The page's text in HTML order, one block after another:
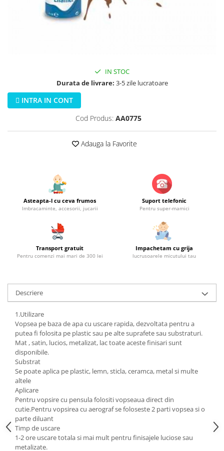
Jucarii si jocuri exterior
Masini, trenuri, avioane
Masinute Radiocomanda
Biciclete fara pedale
Role, patine cu rotile
Organizatoare
IN STOC
Durata de livrare: 3-5 zile lucratoare
INTRA IN CONT
Cod Produs: AA0775
Adauga la Favorite
Asteapta-l cu ceva frumos
Imbracaminte, accesorii, jucarii
Suport telefonic
Pentru super-mamici
Transport gratuit
Pentru comenzi mai mari de 300 lei
Impachetam cu grija
lucrusoarele micutului tau
Descriere
1.Utilizare
Vopsea pe baza de apa cu uscare rapida, dezvoltata pentru a
putea fi folosita pe plastic sau pe alte suprafete sau substraturi.
Mat , satin, lucios, metalizat, lac toate aceste finisari sunt
disponibile.
Substrat
Se poate aplica pe plastic, lemn, sticla, ceramca, metal si multe
altele
Aplicare
Pentru vopsire cu pensula folositi vopseaua direct din
cutie.Pentru vopsirea cu aerograf se foloseste 2 parti vopsea si o
parte diluant
Timp de uscare
1-2 ore uscare totala si mai mult pentru finisajele luciose sau
metalizate.